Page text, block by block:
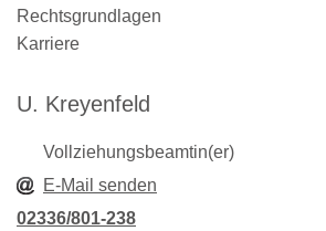
Rechtsgrundlagen
Karriere
U. Kreyenfeld
Vollziehungsbeamtin(er)
E-Mail senden
02336/801-238